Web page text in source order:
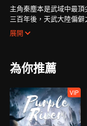
主角秦塵本是武域中最
三百年後，天武大陸偏
冷遇，相依為命。
為了重寫往日的強者神話
展開
為你推薦
VIP